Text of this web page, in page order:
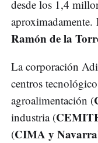
desde los 1,4
Ramón de la
La corporación
centros
agroalimentación (
industria (
(CIMA y